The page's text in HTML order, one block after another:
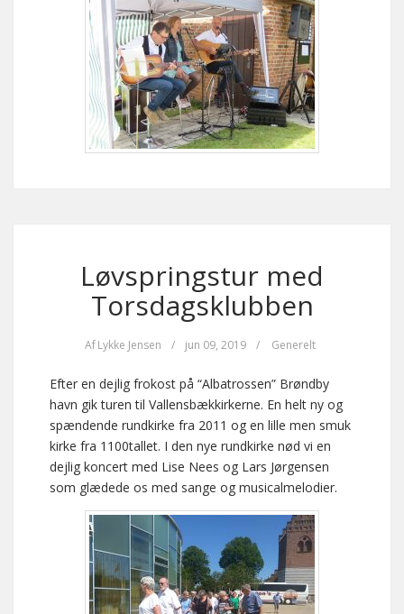
Løvspringstur med
Torsdagsklubben
Af Lykke Jensen / jun 09, 2019 / Generelt
Efter en dejlig frokost på “Albatrossen” Brøndby
havn gik turen til Vallensbækkirkerne. En helt ny og
spændende rundkirke fra 2011 og en lille men smuk
kirke fra 1100tallet. I den nye rundkirke nød vi en
dejlig koncert med Lise Nees og Lars Jørgensen
som glædede os med sange og musicalmelodier.